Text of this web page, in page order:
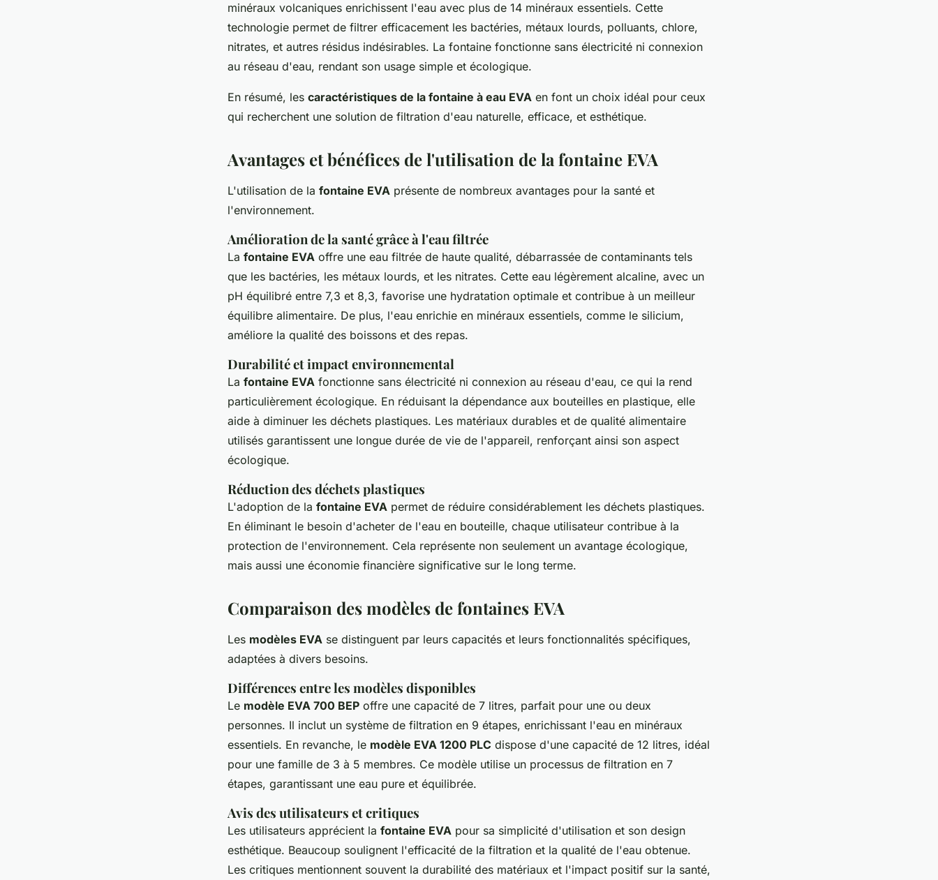
minéraux volcaniques enrichissent l'eau avec plus de 14 minéraux essentiels. Cette
technologie permet de filtrer efficacement les bactéries, métaux lourds, polluants, chlore,
nitrates, et autres résidus indésirables. La fontaine fonctionne sans électricité ni connexion
au réseau d'eau, rendant son usage simple et écologique.
En résumé, les caractéristiques de la fontaine à eau EVA en font un choix idéal pour ceux
qui recherchent une solution de filtration d'eau naturelle, efficace, et esthétique.
Avantages et bénéfices de l'utilisation de la fontaine EVA
L'utilisation de la fontaine EVA présente de nombreux avantages pour la santé et
l'environnement.
Amélioration de la santé grâce à l'eau filtrée
La fontaine EVA offre une eau filtrée de haute qualité, débarrassée de contaminants tels
que les bactéries, les métaux lourds, et les nitrates. Cette eau légèrement alcaline, avec un
pH équilibré entre 7,3 et 8,3, favorise une hydratation optimale et contribue à un meilleur
équilibre alimentaire. De plus, l'eau enrichie en minéraux essentiels, comme le silicium,
améliore la qualité des boissons et des repas.
Durabilité et impact environnemental
La fontaine EVA fonctionne sans électricité ni connexion au réseau d'eau, ce qui la rend
particulièrement écologique. En réduisant la dépendance aux bouteilles en plastique, elle
aide à diminuer les déchets plastiques. Les matériaux durables et de qualité alimentaire
utilisés garantissent une longue durée de vie de l'appareil, renforçant ainsi son aspect
écologique.
Réduction des déchets plastiques
L'adoption de la fontaine EVA permet de réduire considérablement les déchets plastiques.
En éliminant le besoin d'acheter de l'eau en bouteille, chaque utilisateur contribue à la
protection de l'environnement. Cela représente non seulement un avantage écologique,
mais aussi une économie financière significative sur le long terme.
Comparaison des modèles de fontaines EVA
Les modèles EVA se distinguent par leurs capacités et leurs fonctionnalités spécifiques,
adaptées à divers besoins.
Différences entre les modèles disponibles
Le modèle EVA 700 BEP offre une capacité de 7 litres, parfait pour une ou deux
personnes. Il inclut un système de filtration en 9 étapes, enrichissant l'eau en minéraux
essentiels. En revanche, le modèle EVA 1200 PLC dispose d'une capacité de 12 litres, idéal
pour une famille de 3 à 5 membres. Ce modèle utilise un processus de filtration en 7
étapes, garantissant une eau pure et équilibrée.
Avis des utilisateurs et critiques
Les utilisateurs apprécient la fontaine EVA pour sa simplicité d'utilisation et son design
esthétique. Beaucoup soulignent l'efficacité de la filtration et la qualité de l'eau obtenue.
Les critiques mentionnent souvent la durabilité des matériaux et l'impact positif sur la santé,